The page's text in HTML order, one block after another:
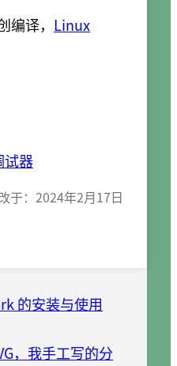
编译， Linux
试器
于： 2024年2月17日
的安装与使用
，我手工写的分